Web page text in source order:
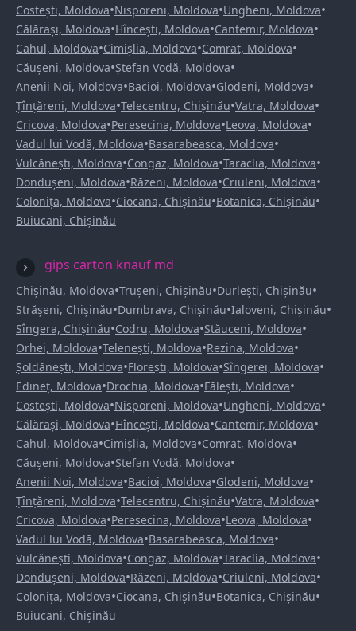
Costești, Moldova•Nisporeni, Moldova•Ungheni, Moldova•
Călărași, Moldova•Hîncești, Moldova•Cantemir, Moldova•
Cahul, Moldova•Cimișlia, Moldova•Comrat, Moldova•
Căușeni, Moldova•Ștefan Vodă, Moldova•
Anenii Noi, Moldova•Bacioi, Moldova•Glodeni, Moldova•
Țînțăreni, Moldova•Telecentru, Chișinău•Vatra, Moldova•
Cricova, Moldova•Peresecina, Moldova•Leova, Moldova•
Vadul lui Vodă, Moldova•Basarabeasca, Moldova•
Vulcănești, Moldova•Congaz, Moldova•Taraclia, Moldova•
Dondușeni, Moldova•Răzeni, Moldova•Criuleni, Moldova•
Colonița, Moldova•Ciocana, Chișinău•Botanica, Chișinău•
Buiucani, Chișinău
gips carton knauf md
Chișinău, Moldova•Trușeni, Chișinău•Durlești, Chișinău•
Strășeni, Chișinău•Dumbrava, Chișinău•Ialoveni, Chișinău•
Sîngera, Chișinău•Codru, Moldova•Stăuceni, Moldova•
Orhei, Moldova•Telenești, Moldova•Rezina, Moldova•
Șoldănești, Moldova•Florești, Moldova•Sîngerei, Moldova•
Edineț, Moldova•Drochia, Moldova•Fălești, Moldova•
Costești, Moldova•Nisporeni, Moldova•Ungheni, Moldova•
Călărași, Moldova•Hîncești, Moldova•Cantemir, Moldova•
Cahul, Moldova•Cimișlia, Moldova•Comrat, Moldova•
Căușeni, Moldova•Ștefan Vodă, Moldova•
Anenii Noi, Moldova•Bacioi, Moldova•Glodeni, Moldova•
Țînțăreni, Moldova•Telecentru, Chișinău•Vatra, Moldova•
Cricova, Moldova•Peresecina, Moldova•Leova, Moldova•
Vadul lui Vodă, Moldova•Basarabeasca, Moldova•
Vulcănești, Moldova•Congaz, Moldova•Taraclia, Moldova•
Dondușeni, Moldova•Răzeni, Moldova•Criuleni, Moldova•
Colonița, Moldova•Ciocana, Chișinău•Botanica, Chișinău•
Buiucani, Chișinău